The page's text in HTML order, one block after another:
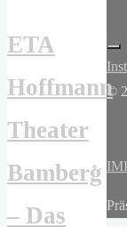
ETA
Hoffmann
Theater
Bamberg
– Das
©